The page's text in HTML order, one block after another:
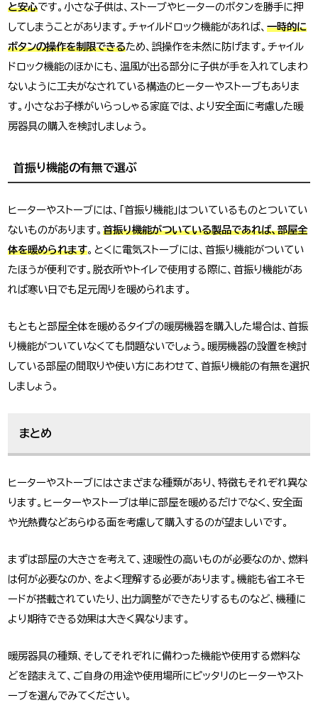
と安心です。小さな子供は、ストーブやヒーターのボタンを勝手に押
してしまうことがあります。チャイルドロック機能があれば、一時的に
ボタンの操作を制限できるため、誤操作を未然に防げます。チャイル
ドロック機能のほかにも、温風が出る部分に子供が手を入れてしまわ
ないように工夫がなされている構造のヒーターやストーブもありま
す。小さなお子様がいらっしゃる家庭では、より安全面に考慮した暖
房器具の購入を検討しましょう。
首振り機能の有無で選ぶ
ヒーターやストーブには、「首振り機能」はついているものとついてい
ないものがあります。首振り機能がついている製品であれば、部屋全
体を暖められます。とくに電気ストーブには、首振り機能がついてい
たほうが便利です。脱衣所やトイレで使用する際に、首振り機能があ
れば寒い日でも足元周りを暖められます。
もともと部屋全体を暖めるタイプの暖房機器を購入した場合は、首振
り機能がついていなくても問題ないでしょう。暖房機器の設置を検討
している部屋の間取りや使い方にあわせて、首振り機能の有無を選択
しましょう。
まとめ
ヒーターやストーブにはさまざまな種類があり、特徴もそれぞれ異な
ります。ヒーターやストーブは単に部屋を暖めるだけでなく、安全面
や光熱費などあらゆる面を考慮して購入するのが望ましいです。
まずは部屋の大きさを考えて、速暖性の高いものが必要なのか、燃料
は何が必要なのか、をよく理解する必要があります。機能も省エネモ
ードが搭載されていたり、出力調整ができたりするものなど、機種に
より期待できる効果は大きく異なります。
暖房器具の種類、そしてそれぞれに備わった機能や使用する燃料な
どを踏まえて、ご自身の用途や使用場所にピッタリのヒーターやスト
ーブを選んでみてください。